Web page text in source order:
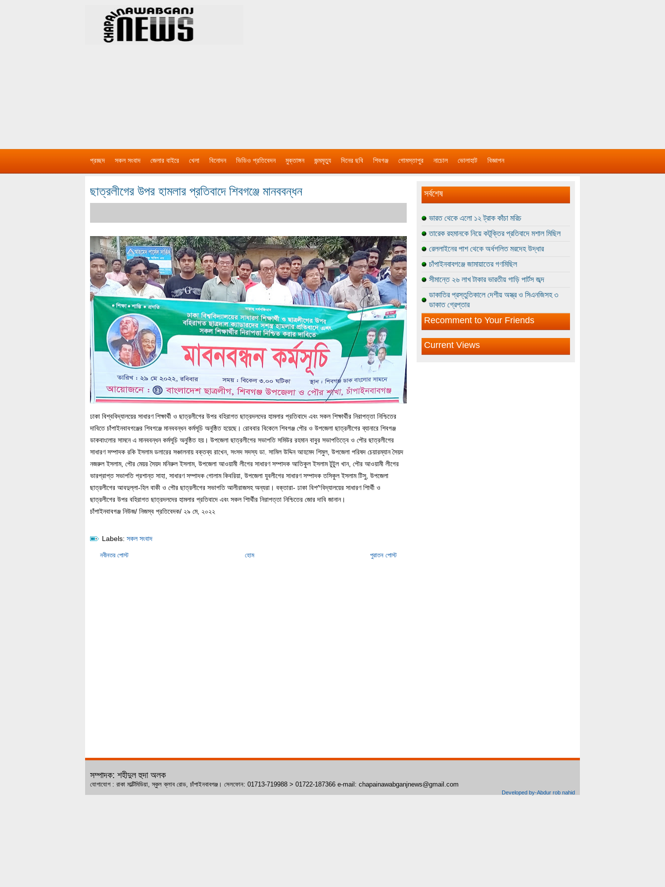
প্রচ্ছদ সকল সংবাদ জেলার বাইরে খেলা বিনোদন ভিডিও প্রতিবেদন মুক্তাঙ্গন জন্মমৃত্যু দিনের ছবি শিবগঞ্জ গোমস্তাপুর নাচোল ভোলাহাট বিজ্ঞাপন
ছাত্রলীগের উপর হামলার প্রতিবাদে শিবগঞ্জে মানববন্ধন
ঢাকা বিশ্ববিদ্যালয়ের সাধারণ শিক্ষার্থী ও ছাত্রলীগের উপর বহিরাগত ছাত্রদলদের হামলার প্রতিবাদে এবং সকল শিক্ষার্থীর নিরাপত্তা নিশ্চিতের
দাবিতে চাঁপাইনবাবগঞ্জের শিবগঞ্জে মানববন্ধন কর্মসূচি অনুষ্ঠিত হয়েছে। রোববার বিকেলে শিবগঞ্জ পৌর ও উপজেলা ছাত্রলীগের ব্যানারে শিবগঞ্জ
ডাকবাংলোর সামনে এ মানববন্ধন কর্মসূচি অনুষ্ঠিত হয়। উপজেলা ছাত্রলীগের সভাপতি সমিউর রহমান বাবুর সভাপতিত্বে ও পৌর ছাত্রলীগের
সাধারণ সম্পাদক রকি ইসলাম ডলারের সঞ্চালনায় বক্তব্য রাখেন, সংসদ সদস্য ডা. সামিল উদ্দিন আহমেদ শিমুল, উপজেলা পরিষদ চেয়ারম্যান সৈয়দ
নজরুল ইসলাম, পৌর মেয়র সৈয়দ মনিরুল ইসলাম, উপজেলা আওয়ামী লীগের সাধারণ সম্পাদক আতিকুল ইসলাম টুটুল খান, পৌর আওয়ামী লীগের
ভারপ্রাপ্ত সভাপতি প্রশান্ত সাহা, সাধারণ সম্পাদক গোলাম কিবরিয়া, উপজেলা যুবলীগের সাধারণ সম্পাদক তসিকুল ইসলাম টিসু, উপজেলা
ছাত্রলীগের আবদুল্লা-হিল বাকী ও পৌর ছাত্রলীগের সভাপতি আলীরাজসহ অন্যরা। বক্তারা- ঢাকা বিশ^বিদ্যালয়ের সাধারণ শিার্থী ও
ছাত্রলীগের উপর বহিরাগত ছাত্রদলদের হামলার প্রতিবাদে এবং সকল শিার্থীর নিরাপত্তা নিশ্চিতের জোর দাবি জানান।
চাঁপাইনবাবগঞ্জ নিউজ/ নিজস্ব প্রতিবেদক/ ২৯ মে, ২০২২
Labels: সকল সংবাদ
নবীনতর পোস্ট পুরাতন পোস্ট
হোম
সর্বশেষ
ভারত থেকে এলো ১২ ট্রাক কাঁচা মরিচ
তারেক রহমানকে নিয়ে কটূক্তির প্রতিবাদে মশাল মিছিল
রেললাইনের পাশ থেকে অর্ধগলিত মরদেহ উদ্ধার
চাঁপাইনবাবগঞ্জে জামায়াতের গণমিছিল
সীমান্তে ২৬ লাখ টাকার ভারতীয় গাড়ি পার্টস জব্দ
ডাকাতির প্রস্তুতিকালে দেশীয় অস্ত্র ও সিএনজিসহ ৩
ডাকাত গ্রেপ্তার
Recomment to Your Friends
Current Views
সম্পাদক: শহীদুল হুদা অলক
যোগাযোগ : রাকা মাল্টিমিডিয়া, স্কুল ক্লাব রোড, চাঁপাইনবাবগঞ্জ। সেলফোন: 01713-719988 > 01722-187366 e-mail: chapainawabganjnews@gmail.com
Developed by-Abdur rob nahid